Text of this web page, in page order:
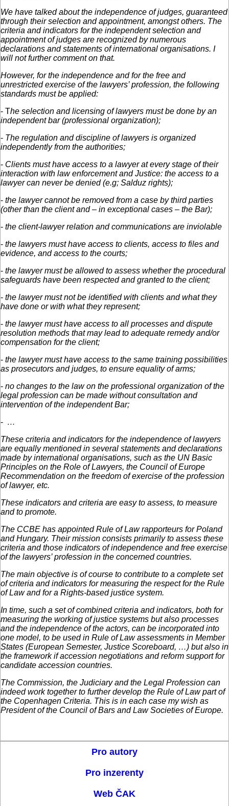
We have talked about the independence of judges, guaranteed
through their selection and appointment, amongst others. The
criteria and indicators for the independent selection and
appointment of judges are recognized by numerous
declarations and statements of international organisations. I
will not further comment on that.
However, for the independence and for the free and
unrestricted exercise of the lawyers’ profession, the following
standards must be applied:
- The selection and licensing of lawyers must be done by an
independent bar (professional organization);
- The regulation and discipline of lawyers is organized
independently from the authorities;
- Clients must have access to a lawyer at every stage of their
interaction with law enforcement and Justice: the access to a
lawyer can never be denied (e.g; Salduz rights);
- the lawyer cannot be removed from a case by third parties
(other than the client and – in exceptional cases – the Bar);
- the client-lawyer relation and communications are inviolable
- the lawyers must have access to clients, access to files and
evidence, and access to the courts;
- the lawyer must be allowed to assess whether the procedural
safeguards have been respected and granted to the client;
- the lawyer must not be identified with clients and what they
have done or with what they represent;
- the lawyer must have access to all processes and dispute
resolution methods that may lead to adequate remedy and/or
compensation for the client;
- the lawyer must have access to the same training possibilities
as prosecutors and judges, to ensure equality of arms;
- no changes to the law on the professional organization of the
legal profession can be made without consultation and
intervention of the independent Bar;
- …
These criteria and indicators for the independence of lawyers
are equally mentioned in several statements and declarations
made by international organisations, such as the UN Basic
Principles on the Role of Lawyers, the Council of Europe
Recommendation on the freedom of exercise of the profession
of lawyer, etc.
These indicators and criteria are easy to assess, to measure
and to promote.
The CCBE has appointed Rule of Law rapporteurs for Poland
and Hungary. Their mission consists primarily to assess these
criteria and those indicators of independence and free exercise
of the lawyers’ profession in the concerned countries.
The main objective is of course to contribute to a complete set
of criteria and indicators for measuring the respect for the Rule
of Law and for a Rights-based justice system.
In time, such a set of combined criteria and indicators, both for
measuring the working of justice systems but also processes
and the independence of the actors, can be incorporated into
one model, to be used in Rule of Law assessments in Member
States (European Semester, Justice Scoreboard, …) but also in
the framework if accession negotiations and reform support for
candidate accession countries.
The Commission, the Judiciary and the Legal Profession can
indeed work together to further develop the Rule of Law part of
the Copenhagen Criteria. This is in each case my wish as
President of the Council of Bars and Law Societies of Europe.
Pro autory
Pro inzerenty
Web ČAK